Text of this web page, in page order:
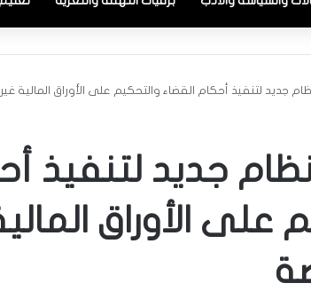
نظام جديد لتنفيذ أحكام القضاء والتحكيم على الأوراق المالية
نظام جديد لتنفيذ
على الأوراق